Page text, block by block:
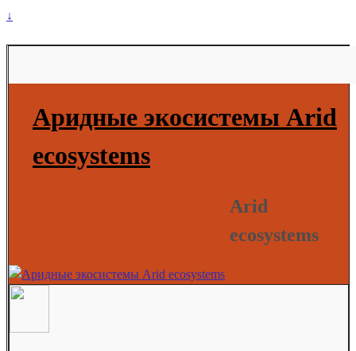
↓
Аридные экосистемы Arid
ecosystems
Arid
ecosystems